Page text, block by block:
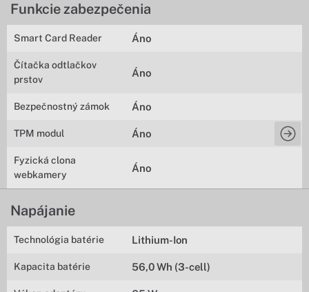
Funkcie zabezpečenia
Smart Card Reader Áno
Čítačka odtlačkov
prstov
Áno
Bezpečnostný zámok Áno
TPM modul Áno
Fyzická clona
webkamery
Áno
Napájanie
Technológia batérie Lithium-Ion
Kapacita batérie 56,0 Wh (3-cell)